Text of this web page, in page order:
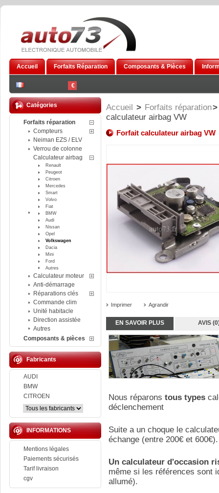
€
Accueil Forfaits Réparation Composants & Pièces
Catégories
Forfaits réparation
Compteurs
Neiman EZS / ELV
Verrou de colonne
Calculateur airbag
Renault
Peugeot
Citroen
Mercedes
Smart
Volvo
Fiat
BMW
Audi
Nissan
Opel
Volkswagen
Dacia
Mini
Ford
Autres
Calculateur moteur
Anti-démarrage
Réparations clés
Commande clim
Unité habitacle
Direction assistée
Autres
Composants & pièces
Fabricants
AUDI
BMW
CITROEN
INFORMATIONS
Mentions légales
Paiements sécurisés
Tarif livraison
cgv
Accueil > Forfaits réparation>
calculateur airbag VW
Forfait calculateur airbag VW
Imprimer Agrandir
EN SAVOIR PLUS AVIS
Nous réparons tous types
déclenchement
Suite a un choque le
échange (entre 200€ et 600€).
Un calculateur d'occasion
même si les références sont
allumé).